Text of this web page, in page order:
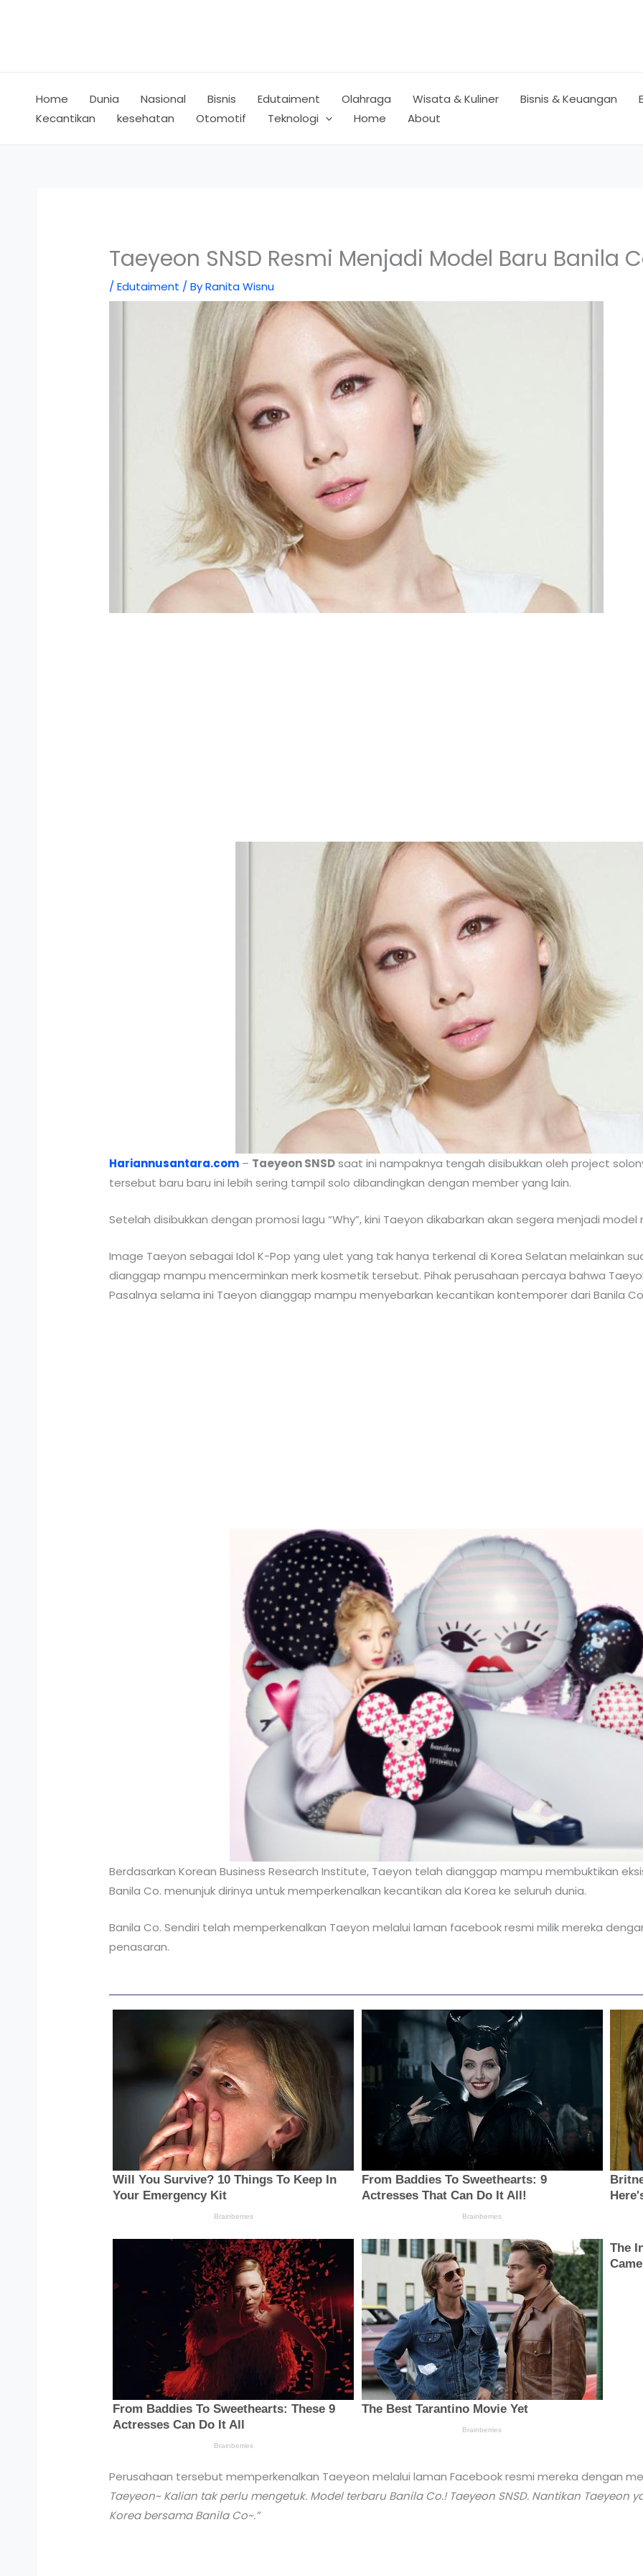
Home Dunia Nasional Bisnis Edutaiment Olahraga Wisata & Kuliner Bisnis & Keuangan
Kecantikan
kesehatan Otomotif Teknologi Home About
Taeyeon SNSD Resmi Menjadi Model Baru Banila
/Edutaiment / ByRanita Wisnu
Hariannusantara.com – Taeyeon SNSDsaat ini nampaknya tengah disibukkan oleh project
tersebut baru baru ini lebih sering tampil solo dibandingkan dengan member yang lain.
Setelah disibukkan dengan promosi lagu “Why”, kini Taeyon dikabarkan akan segera menjadi model
Image Taeyon sebagai Idol K-Pop yang ulet yang tak hanya terkenal di Korea Selatan melainkan
dianggap mampu mencerminkan merk kosmetik tersebut. Pihak perusahaan percaya bahwa
Pasalnya selama ini Taeyon dianggap mampu menyebarkan kecantikan kontemporer dari Banila
Berdasarkan Korean Business Research Institute, Taeyon telah dianggap mampu membuktikan
Banila Co. menunjuk dirinya untuk memperkenalkan kecantikan ala Korea ke seluruh dunia.
Banila Co. Sendiri telah memperkenalkan Taeyon melalui laman facebook resmi milik mereka
penasaran.
Perusahaan tersebut memperkenalkan Taeyeon melalui laman Facebook resmi mereka dengan
Taeyeon~ Kalian tak perlu mengetuk. Model terbaru Banila Co.! Taeyeon SNSD. Nantikan
Korea bersama Banila Co~.”